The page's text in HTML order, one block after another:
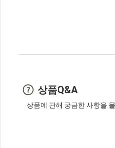
상품Q&A
상품에 관해 궁금한 사항을